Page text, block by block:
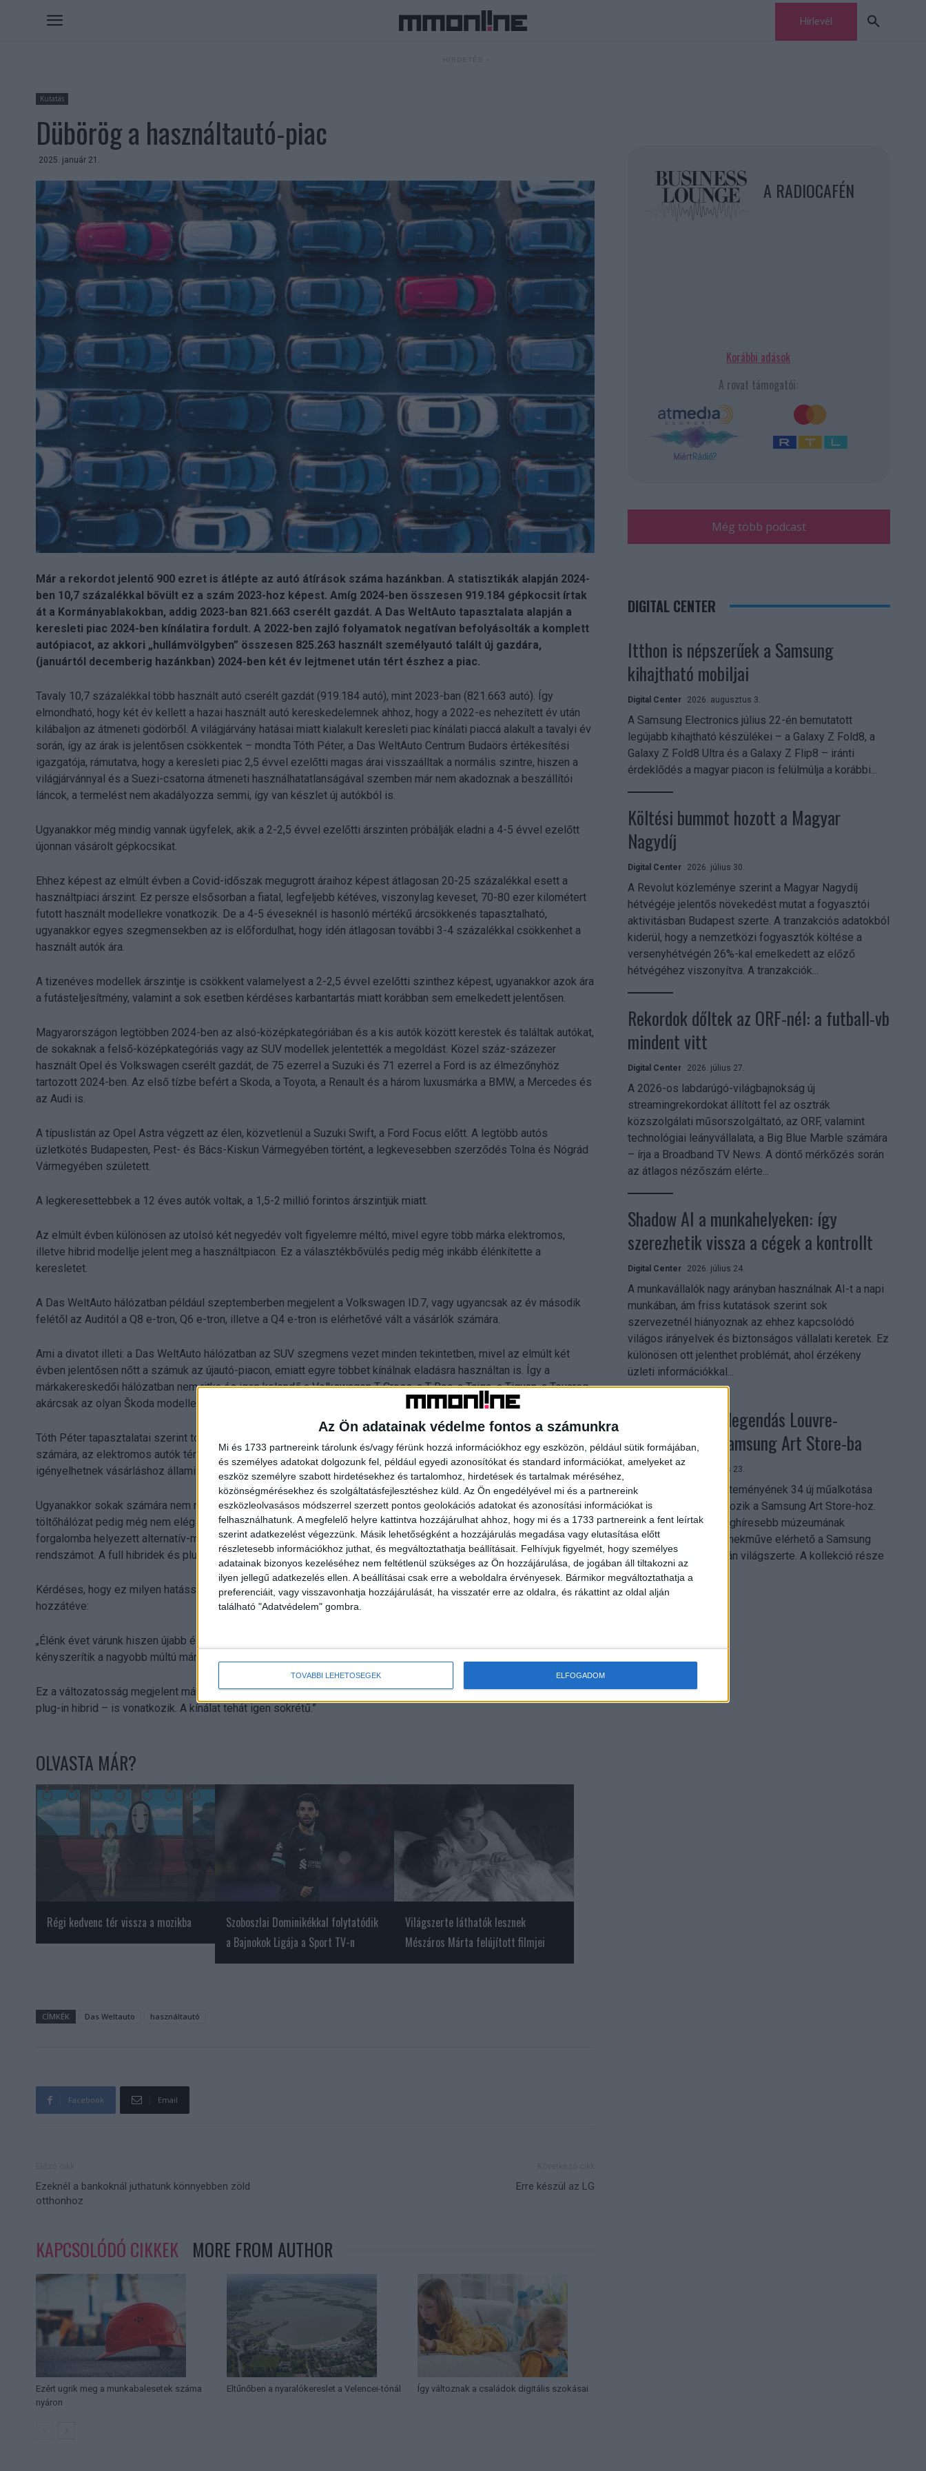
Az Ön adatainak védelme fontos a számunkra
Mi és 1733 partnereink tárolunk és/vagy férünk hozzá információkhoz egy eszközön, például sütik formájában,
és személyes adatokat dolgozunk fel, például egyedi azonosítókat és standard információkat, amelyeket az
eszköz személyre szabott hirdetésekhez és tartalomhoz, hirdetések és tartalmak méréséhez,
közönségmérésekhez és szolgáltatásfejlesztéshez küld. Az Ön engedélyével mi és a partnereink
eszközleolvasásos módszerrel szerzett pontos geolokációs adatokat és azonosítási információkat is
felhasználhatunk. A megfelelő helyre kattintva hozzájárulhat ahhoz, hogy mi és a 1733 partnereink a fent leírtak
szerint adatkezelést végezzünk. Másik lehetőségként a hozzájárulás megadása vagy elutasítása előtt
részletesebb információkhoz juthat, és megváltoztathatja beállításait. Felhívjuk figyelmét, hogy személyes
adatainak bizonyos kezeléséhez nem feltétlenül szükséges az Ön hozzájárulása, de jogában áll tiltakozni az
ilyen jellegű adatkezelés ellen. A beállításai csak erre a weboldalra érvényesek. Bármikor megváltoztathatja a
preferenciáit, vagy visszavonhatja hozzájárulását, ha visszatér erre az oldalra, és rákattint az oldal alján
található "Adatvédelem" gombra.
TOVÁBBI LEHETŐSÉGEK ELFOGADOM
Hírlevél
Kutatás
Dübörög a használtautó-piac
2025. január 21.
Már a rekordot jelentő 900 ezret is átlépte az autó átírások száma hazánkban. A statisztikák alapján 2024-
ben 10,7 százalékkal bővült ez a szám 2023-hoz képest. Amíg 2024-ben összesen 919.184 gépkocsit írtak
át a Kormányablakokban, addig 2023-ban 821.663 cserélt gazdát. A Das WeltAuto tapasztalata alapján a
keresleti piac 2024-ben kínálatira fordult. A 2022-ben zajló folyamatok negatívan befolyásolták a komplett
autópiacot, az akkori „hullámvölgyben” összesen 825.263 használt személyautó talált új gazdára,
(januártól decemberig hazánkban) 2024-ben két év lejtmenet után tért észhez a piac.
Tavaly 10,7 százalékkal több használt autó cserélt gazdát (919.184 autó), mint 2023-ban (821.663 autó). Így
elmondható, hogy két év kellett a hazai használt autó kereskedelemnek ahhoz, hogy a 2022-es nehezített év után
kilábaljon az átmeneti gödörből. A világjárvány hatásai miatt kialakult keresleti piac kínálati piaccá alakult a tavalyi év
során, így az árak is jelentősen csökkentek – mondta Tóth Péter, a Das WeltAuto Centrum Budaörs értékesítési
igazgatója, rámutatva, hogy a keresleti piac 2,5 évvel ezelőtti magas árai visszaálltak a normális szintre, hiszen a
világjárvánnyal és a Suezi-csatorna átmeneti használhatatlanságával szemben már nem akadoznak a beszállítói
láncok, a termelést nem akadályozza semmi, így van készlet új autókból is.
Ugyanakkor még mindig vannak ügyfelek, akik a 2-2,5 évvel ezelőtti árszinten próbálják eladni a 4-5 évvel ezelőtt
újonnan vásárolt gépkocsikat.
Ehhez képest az elmúlt évben a Covid-időszak megugrott áraihoz képest átlagosan 20-25 százalékkal esett a
használtpiaci árszint. Ez persze elsősorban a fiatal, legfeljebb kétéves, viszonylag keveset, 70-80 ezer kilométert
futott használt modellekre vonatkozik. De a 4-5 éveseknél is hasonló mértékű árcsökkenés tapasztalható,
ugyanakkor egyes szegmensekben az is előfordulhat, hogy idén átlagosan további 3-4 százalékkal csökkenhet a
használt autók ára.
A tizenéves modellek árszintje is csökkent valamelyest a 2-2,5 évvel ezelőtti szinthez képest, ugyanakkor azok ára
a futásteljesítmény, valamint a sok esetben kérdéses karbantartás miatt korábban sem emelkedett jelentősen.
Magyarországon legtöbben 2024-ben az alsó-középkategóriában és a kis autók között kerestek és találtak autókat,
de sokaknak a felső-középkategóriás vagy az SUV modellek jelentették a megoldást. Közel száz-százezer
használt Opel és Volkswagen cserélt gazdát, de 75 ezerrel a Suzuki és 71 ezerrel a Ford is az élmezőnyhöz
tartozott 2024-ben. Az első tízbe befért a Skoda, a Toyota, a Renault és a három luxusmárka a BMW, a Mercedes és
az Audi is.
A típuslistán az Opel Astra végzett az élen, közvetlenül a Suzuki Swift, a Ford Focus előtt. A legtöbb autós
üzletkötés Budapesten, Pest- és Bács-Kiskun Vármegyében történt, a legkevesebben szerződés Tolna és Nógrád
Vármegyében született.
A legkeresettebbek a 12 éves autók voltak, a 1,5-2 millió forintos árszintjük miatt.
Az elmúlt évben különösen az utolsó két negyedév volt figyelemre méltó, mivel egyre több márka elektromos,
illetve hibrid modellje jelent meg a használtpiacon. Ez a választékbővülés pedig még inkább élénkítette a
keresletet.
A Das WeltAuto hálózatban például szeptemberben megjelent a Volkswagen ID.7, vagy ugyancsak az év második
felétől az Auditól a Q8 e-tron, Q6 e-tron, illetve a Q4 e-tron is elérhetővé vált a vásárlók számára.
Ami a divatot illeti: a Das WeltAuto hálózatban az SUV szegmens vezet minden tekintetben, mivel az elmúlt két
évben jelentősen nőtt a számuk az újautó-piacon, emiatt egyre többet kínálnak eladásra használtan is. Így a
márkakereskedői hálózatban nem ritka és igen kelendő a Volkswagen T-Cross, a T-Roc, a Taigo, a Tiguan, a Touareg,
akárcsak az olyan Škoda modellek, mint a Kamiq, a Karoq a Kodiaq, nem is beszélve a Cupra Formentorról.
Tóth Péter tapasztalatai szerint továbbra is a belsőégésű motorral rendelkező autók a legvonzóbbak a vásárlók
számára, az elektromos autók térnyerése lelassult annak következtében, hogy magánszemélyek nem
igényelhetnek vásárláshoz állami támogatást. Ugyanez a tendencia volt tapasztalható Németországban is.
Ugyanakkor sokak számára nem megoldható az elektromos autó munkahelyi vagy otthoni feltöltése, az országos
töltőhálózat pedig még nem elég kiterjedt. Emellett az is befolyásolja a keresletet, hogy ősz óta az újonnan
forgalomba helyezett alternatív-meghajtású gépkocsik közül csak a teljesen elektromos autók kaphatnak zöld
rendszámot. A full hibridek és plug-in hibridek tulajdonosai pedig elesnek egy sor kedvezménytől.
Kérdéses, hogy ez milyen hatással lesz a piacra – mondta a Das WeltAuto Centrum, értékesítési igazgatója,
hozzátéve:
„Élénk évet várunk hiszen újabb és újabb (kínai) márkák jelennek meg a piacon és iszonyatos árversenyre
kényszerítik a nagyobb múltú márkákat.
Ez a változatosság megjelent már a használt autók területén is, és ez az alternatív hajtásokra – e-autó, full hibrid,
plug-in hibrid – is vonatkozik. A kínálat tehát igen sokrétű.”
OLVASTA MÁR?
Régi kedvenc tér vissza a mozikba
Szoboszlai Dominikékkal folytatódik
a Bajnokok Ligája a Sport TV-n
Világszerte láthatók lesznek
Mészáros Márta felújított filmjei
CÍMKÉK Das Weltauto használtautó
Facebook Email
Ezeknél a bankoknál juthatunk könnyebben zöld
otthonhoz
Erre készül az LG
KAPCSOLÓDÓ CIKKEK MORE FROM AUTHOR
Ezért ugrik meg a munkabalesetek száma
nyáron
Eltűnőben a nyaralókereslet a Velencei-tónál Így változnak a családok digitális szokásai
A RADIOCAFÉN
Korábbi adások
A rovat támogatói:
Még több podcast
DIGITAL CENTER
Itthon is népszerűek a Samsung
kihajtható mobiljai
Digital Center 2026. augusztus 3.
A Samsung Electronics július 22-én bemutatott
legújabb kihajtható készülékei – a Galaxy Z Fold8, a
Galaxy Z Fold8 Ultra és a Galaxy Z Flip8 – iránti
érdeklődés a magyar piacon is felülmúlja a korábbi...
Költési bummot hozott a Magyar
Nagydíj
Digital Center 2026. július 30.
A Revolut közleménye szerint a Magyar Nagydíj
hétvégéje jelentős növekedést mutat a fogyasztói
aktivitásban Budapest szerte. A tranzakciós adatokból
kiderül, hogy a nemzetközi fogyasztók költése a
versenyhétvégén 26%-kal emelkedett az előző
hétvégéhez viszonyítva. A tranzakciók...
Rekordok dőltek az ORF-nél: a futball-vb
mindent vitt
Digital Center 2026. július 27.
A 2026-os labdarúgó-világbajnokság új
streamingrekordokat állított fel az osztrák
közszolgálati műsorszolgáltató, az ORF, valamint
technológiai leányvállalata, a Big Blue Marble számára
– írja a Broadband TV News. A döntő mérkőzés során
az átlagos nézőszám elérte...
Shadow AI a munkahelyeken: így
szerezhetik vissza a cégek a kontrollt
Digital Center 2026. július 24.
A munkavállalók nagy arányban használnak AI-t a napi
munkában, ám friss kutatások szerint sok
szervezetnél hiányoznak az ehhez kapcsolódó
világos irányelvek és biztonságos vállalati keretek. Ez
különösen ott jelenthet problémát, ahol érzékeny
üzleti információkkal...
Megérkezett a legendás Louvre-
gyűjtemény a Samsung Art Store-ba
Digital Center 2026. július 23.
A párizsi Louvre gyűjteményének 34 új műalkotása
most először csatlakozik a Samsung Art Store-hoz.
Ezzel a világ egyik leghíresebb múzeumának
összesen már 51 remekműve elérhető a Samsung
Electronics platformján világszerte. A kollekció része
Leonardo...